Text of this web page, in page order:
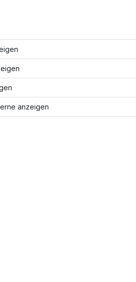
anzeigen